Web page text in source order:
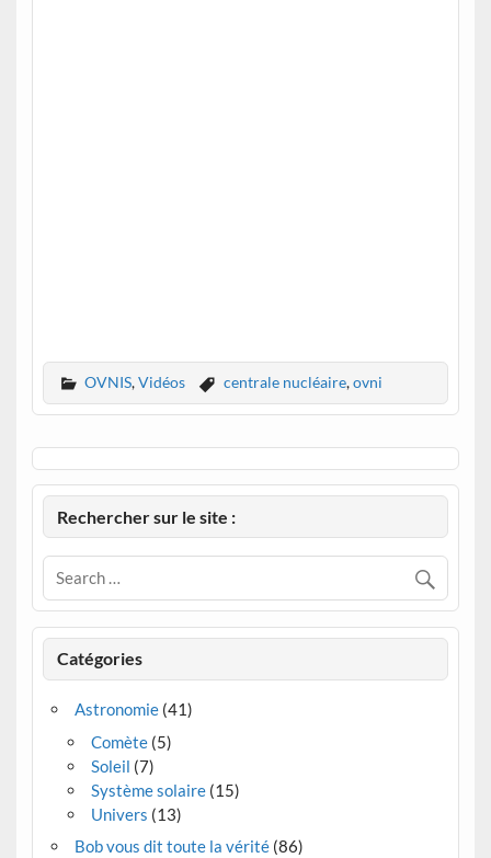
OVNIS,Vidéos centrale nucléaire,ovni
Rechercher sur le site :
Catégories
Astronomie(41)
Comète(5)
Soleil (7)
Système solaire(15)
Univers (13)
Bob vous dit toute la vérité(86)